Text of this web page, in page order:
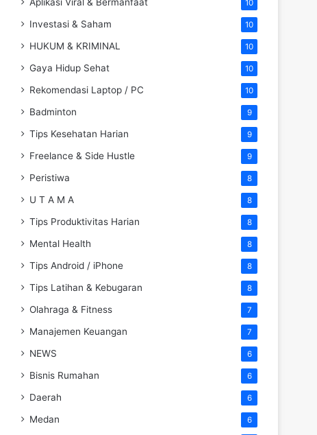
10
Investasi & Saham 10
HUKUM & KRIMINAL 10
Gaya Hidup Sehat 10
Rekomendasi Laptop / PC 10
Badminton 9
Tips Kesehatan Harian 9
Freelance & Side Hustle 9
Peristiwa 8
U T A M A 8
Tips Produktivitas Harian 8
Mental Health 8
Tips Android / iPhone 8
Tips Latihan & Kebugaran 8
Olahraga & Fitness 7
Manajemen Keuangan 7
NEWS 6
Bisnis Rumahan 6
Daerah 6
Medan 6